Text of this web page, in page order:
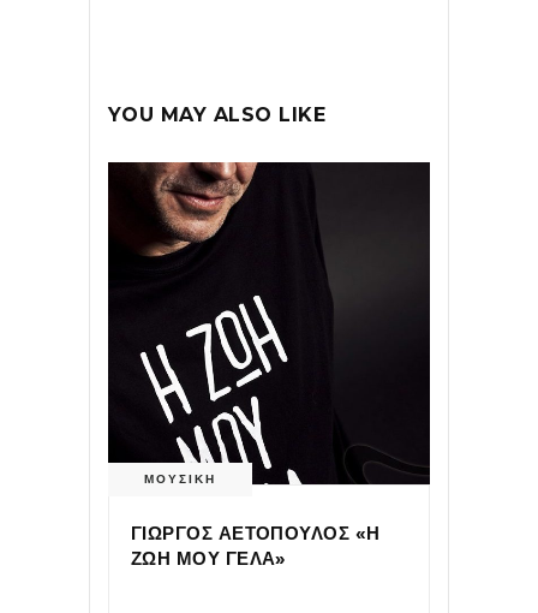
YOU MAY ALSO LIKE
ΜΟΥΣΙΚΗ
ΓΙΩΡΓΟΣ ΑΕΤΟΠΟΥΛΟΣ «Η
ΖΩΗ ΜΟΥ ΓΕΛΑ»